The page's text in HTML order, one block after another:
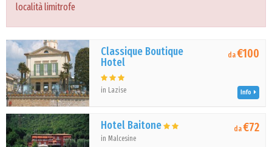
località limitrofe
Classique Boutique
Hotel
in Lazise
da€100
Info
Hotel Baitone
in Malcesine
da€72